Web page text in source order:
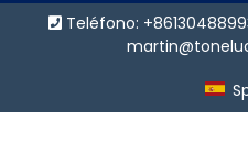
Saltar Teléfono: